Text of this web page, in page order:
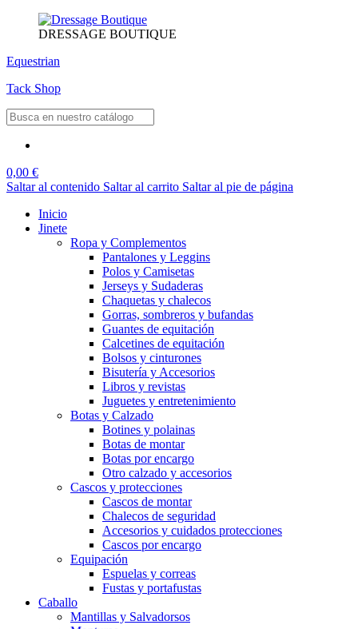
DRESSAGE BOUTIQUE
Equestrian
Tack Shop
0,00 €
Saltar al contenido Saltar al carrito Saltar al pie de página
Inicio
Jinete
Ropa y Complementos
Pantalones y Leggins
Polos y Camisetas
Jerseys y Sudaderas
Chaquetas y chalecos
Gorras, sombreros y bufandas
Guantes de equitación
Calcetines de equitación
Bolsos y cinturones
Bisutería y Accesorios
Libros y revistas
Juguetes y entretenimiento
Botas y Calzado
Botines y polainas
Botas de montar
Botas por encargo
Otro calzado y accesorios
Cascos y protecciones
Cascos de montar
Chalecos de seguridad
Accesorios y cuidados protecciones
Cascos por encargo
Equipación
Espuelas y correas
Fustas y portafustas
Caballo
Mantillas y Salvadorsos